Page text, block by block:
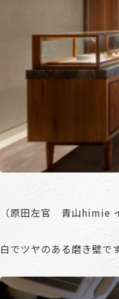
（原田左官 青山himie
白でツヤのある磨き壁で